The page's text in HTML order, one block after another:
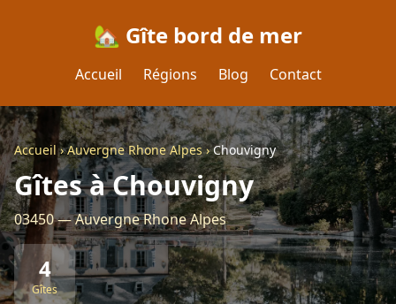
🏡 Gîte bord de mer
Accueil Régions Blog Contact
Accueil›Auvergne Rhone Alpes›Chouvigny
Gîtes à Chouvigny
03450 — Auvergne Rhone Alpes
4
Gîtes